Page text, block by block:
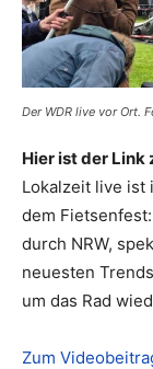
Der WDR live vor Ort.
Hier ist der
Lokalzeit live ist
dem
durch NRW,
neuesten
um das Rad
Zum